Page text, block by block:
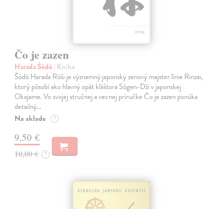
Čo je zazen
Harada Šódó| Kniha
Šódó Harada Róši je významný japonský zenový majster línie Rinzai,
ktorý pôsobí ako hlavný opát kláštora Sógen-Dži v japonskej
Okajame. Vo svojej stručnej a vecnej príručke Čo je zazen ponúka
detailný…
Na sklade ?
9,50 €
10,00 € ?